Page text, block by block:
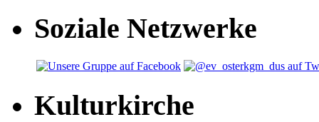
Soziale Netzwerke
Kulturkirche